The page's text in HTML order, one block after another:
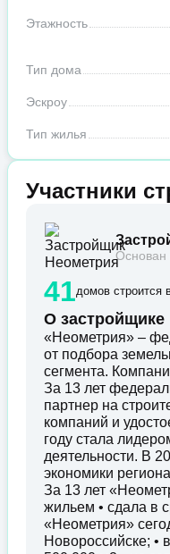
Этажность
Тип дома
Эскроу
Тип жилья
Участники
Основан
41домов строится
О застройщике
«Неометрия» –
от подбора
сегмента.
За 13 лет
партнер на
компаний и
году стала
деятельности. В
экономики
За 13 лет
жильем • сдала в
«Неометрия»
Новороссийске;